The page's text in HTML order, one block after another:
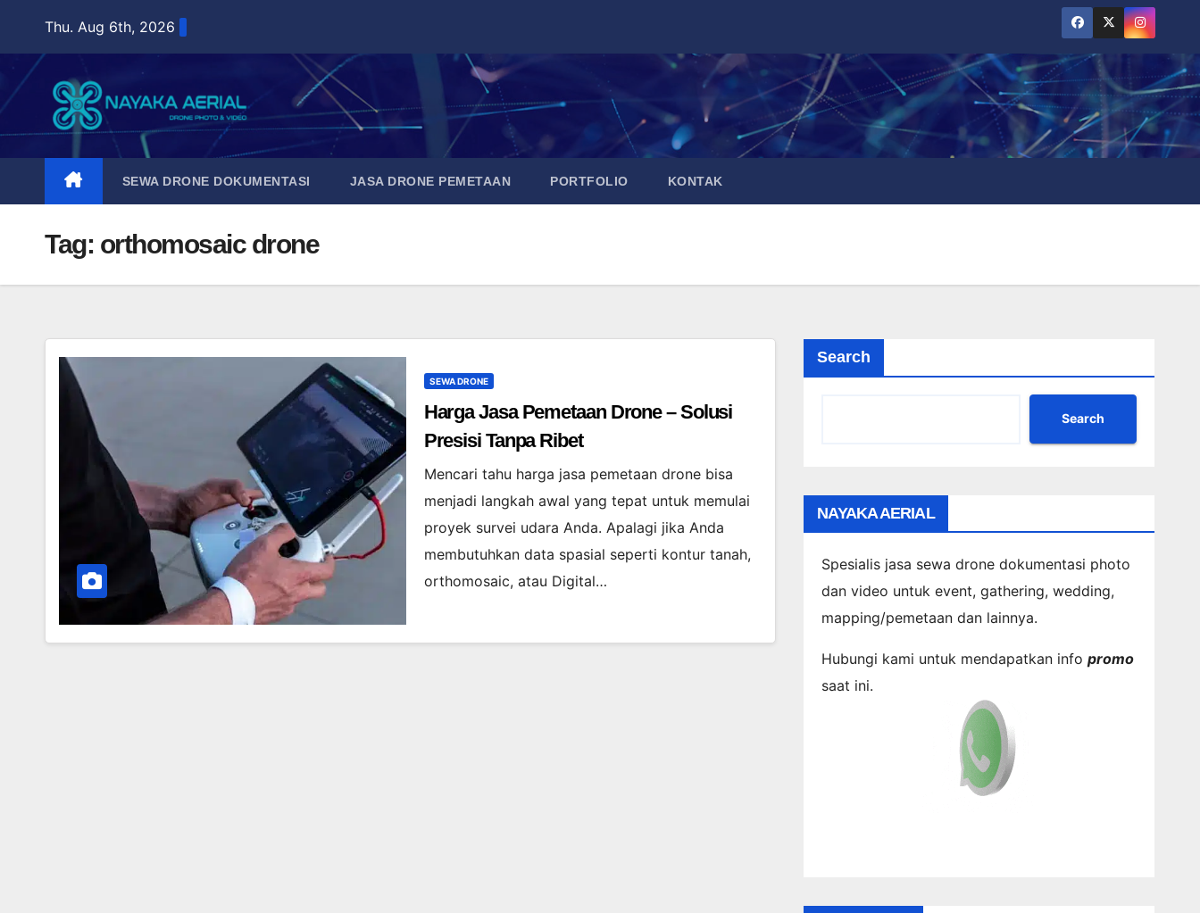
content
Thu. Aug 6th, 2026
SEWA DRONE DOKUMENTASI JASA DRONE PEMETAAN PORTFOLIO KONTAK
Tag: orthomosaic drone
SEWA DRONE
Harga Jasa Pemetaan Drone – Solusi
Presisi Tanpa Ribet
Mencari tahu harga jasa pemetaan drone bisa
menjadi langkah awal yang tepat untuk memulai
proyek survei udara Anda. Apalagi jika Anda
membutuhkan data spasial seperti kontur tanah,
orthomosaic, atau Digital…
Search
Search
NAYAKA AERIAL
Spesialis jasa sewa drone dokumentasi photo
dan video untuk event, gathering, wedding,
mapping/pemetaan dan lainnya.
Hubungi kami untuk mendapatkan infopromo
saat ini.